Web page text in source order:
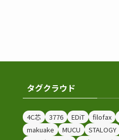
タグクラウド
4C芯 3776 EDiT filofax
makuake
MUCU STALOGY